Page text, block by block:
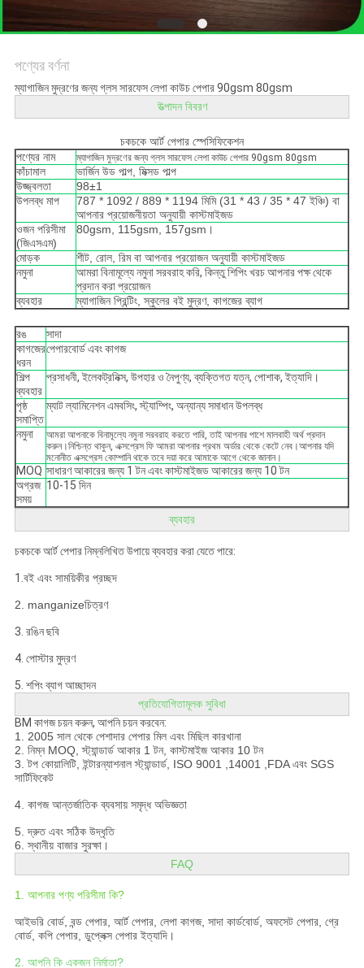
পণ্যের বর্ণনা
ম্যাগাজিন মুদ্রণের জন্য গ্লস সারফেস লেপা কাউচ পেপার 90gsm 80gsm
উত্পাদন বিবরণ
চকচকে আর্ট পেপার স্পেসিফিকেশন
পণ্যের নাম
ম্যাগাজিন মুদ্রণের জন্য গ্লস সারফেস লেপা কাউচ পেপার 90gsm 80gsm
কাঁচামাল
ভার্জিন উড পাল্প, মিক্সড পাল্প
উজ্জ্বলতা
98±1
উপলব্ধ মাপ
787 * 1092 / 889 * 1194 মিমি (31 * 43 / 35 * 47 ইঞ্চি) বা
আপনার প্রয়োজনীয়তা অনুযায়ী কাস্টমাইজড
ওজন পরিসীমা
(জিএসএম)
80gsm, 115gsm, 157gsm।
মোড়ক
শীট, রোল, রিম বা আপনার প্রয়োজন অনুযায়ী কাস্টমাইজড
নমুনা
আমরা বিনামূল্যে নমুনা সরবরাহ করি, কিন্তু শিপিং খরচ আপনার পক্ষ থেকে
প্রদান করা প্রয়োজন
ব্যবহার
ম্যাগাজিন প্রিন্টিং, স্কুলের বই মুদ্রণ, কাগজের ব্যাগ
রঙ
সাদা
কাগজের
ধরন
পেপারবোর্ড এবং কাগজ
শিল্প
ব্যবহার
প্রসাধনী, ইলেকট্রনিক্স, উপহার ও নৈপুণ্য, ব্যক্তিগত যত্ন, পোশাক, ইত্যাদি।
পৃষ্ঠ
সমাপ্তি
ম্যাট ল্যামিনেশন এমবসিং, স্ট্যাম্পিং, অন্যান্য সমাধান উপলব্ধ
নমুনা
আমরা আপনাকে বিনামূল্যে নমুনা সরবরাহ করতে পারি, তাই আপনার পাশে মালবাহী অর্থ প্রদান
করুন।নিশ্চিন্ত থাকুন, এক্সপ্রেস ফি আমরা আপনার প্রথম অর্ডার থেকে কেটে নেব।আপনার যদি
মনোনীত এক্সপ্রেস কোম্পানি থাকে তবে দয়া করে আমাকে আগে থেকে জানান।
MOQ সাধারণ আকারের জন্য 1 টন এবং কাস্টমাইজড আকারের জন্য 10 টন
অগ্রজ
সময়
10-15 দিন
ব্যবহার
চকচকে আর্ট পেপার নিম্নলিখিত উপায়ে ব্যবহার করা যেতে পারে:
1.বই এবং সাময়িকীর প্রচ্ছদ
2. manganizeচিত্রণ
3. রঙিন ছবি
4. পোস্টার মুদ্রণ
5. শপিং ব্যাগ আচ্ছাদন
প্রতিযোগিতামূলক সুবিধা
BM কাগজ চয়ন করুন, আপনি চয়ন করবেন:
1. 2005 সাল থেকে পেশাদার পেপার মিল এবং মিছিল কারখানা
2. নিম্ন MOQ, স্ট্যান্ডার্ড আকার 1 টন, কাস্টমাইজ আকার 10 টন
3. টপ কোয়ালিটি, ইন্টারন্যাশনাল স্ট্যান্ডার্ড, ISO 9001 ,14001 ,FDA এবং SGS
সার্টিফিকেট
4. কাগজ আন্তর্জাতিক ব্যবসায় সমৃদ্ধ অভিজ্ঞতা
5. দ্রুত এবং সঠিক উদ্ধৃতি
6. স্থানীয় বাজার সুরক্ষা।
FAQ
1. আপনার পণ্য পরিসীমা কি?
আইভরি বোর্ড, বন্ড পেপার, আর্ট পেপার, লেপা কাগজ, সাদা কার্ডবোর্ড, অফসেট পেপার, গ্রে
বোর্ড, কপি পেপার, ডুপ্লেক্স পেপার ইত্যাদি।
2. আপনি কি একজন নির্মাতা?